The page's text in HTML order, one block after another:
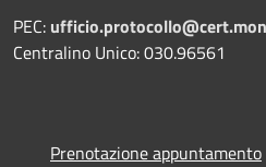
PEC:
Centralino Unico: 030.96561
Prenotazione appuntamento